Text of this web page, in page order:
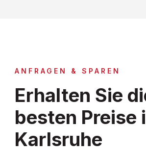
ANFRAGEN & SPAREN
Erhalten Sie
besten Preise
Karlsruhe